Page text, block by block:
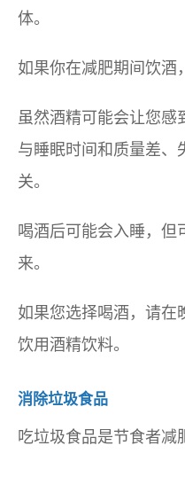
体。
如果你在减肥期间饮酒
虽然酒精可能会让您感
与睡眠时间和质量差、
关。
喝酒后可能会入睡，但
来。
如果您选择喝酒，请在
饮用酒精饮料。
消除垃圾食品
吃垃圾食品是节食者减